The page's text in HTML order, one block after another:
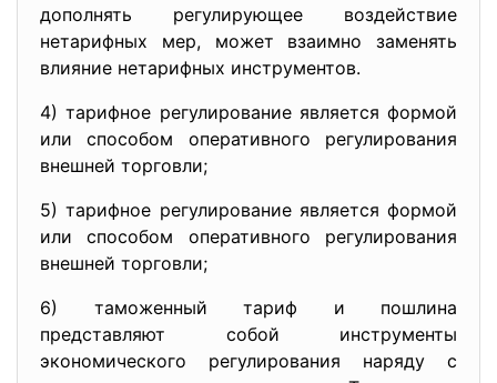
дополнять регулирующее воздействие
нетарифных мер, может взаимно заменять
влияние нетарифных инструментов.
4) тарифное регулирование является формой
или способом оперативного регулирования
внешней торговли;
5) тарифное регулирование является формой
или способом оперативного регулирования
внешней торговли;
6) таможенный тариф и пошлина
представляют собой инструменты
экономического регулирования наряду с